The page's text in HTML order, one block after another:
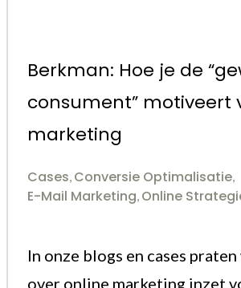
Berkman: Hoe je de
consument” motiveert
marketing
Cases Conversie Optimalisatie
E-Mail Marketing Online
In onze blogs en cases
over online marketing inzet